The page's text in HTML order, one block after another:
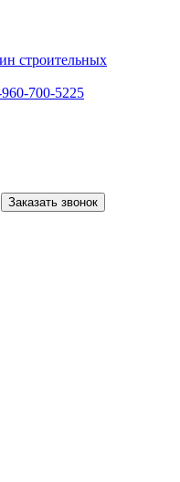
строительных
700-5225
Заказать звонок